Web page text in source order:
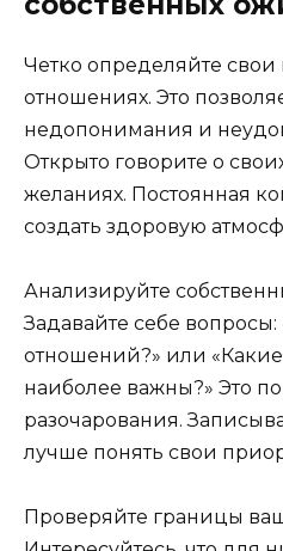
Четко определяйте
отношениях. Это
недопонимания и
Открыто говорите о
желаниях. Постоянная
создать здоровую
Анализируйте
Задавайте себе вопросы:
отношений?» или
наиболее важны?» Это
разочарования.
лучше понять свои
Проверяйте границы